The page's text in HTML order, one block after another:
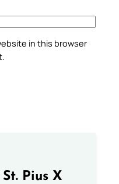
in this browser
Pius X